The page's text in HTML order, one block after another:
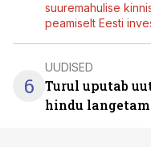
suuremahulise
peamiselt Eesti
6
UUDISED
Turul uputab
hindu